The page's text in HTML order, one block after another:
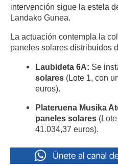
intervención sigue la estela
Landako Gunea.
La actuación contempla la
paneles solares distribuidos
Laubideta 6A: Se
solares (Lote 1, con
euros).
Plateruena Musika
paneles solares
41.034,37 euros).